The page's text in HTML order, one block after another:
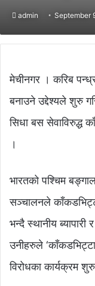
admin September
मेचीनगर । करिब
बनाउने उद्देश्यले शुरु
सिधा बस सेवाविरुद्ध
।
भारतको पश्चिम
सञ्चालनले
भन्दै स्थानीय
उनीहरुले
विरोधका कार्यक्रम